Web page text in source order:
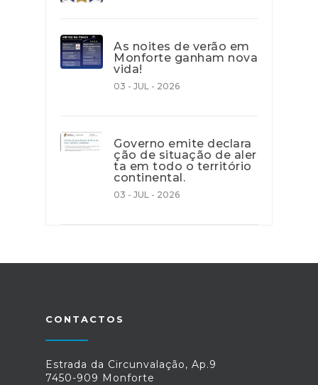
As noites de verão em
Monforte ganham nova
vida!
03 - JUL - 2026
Governo emite declara
ção de situação de aler
ta em todo o território
continental.
03 - JUL - 2026
CONTACTOS
Estrada da Circunvalação, Ap.9
7450-909 Monforte